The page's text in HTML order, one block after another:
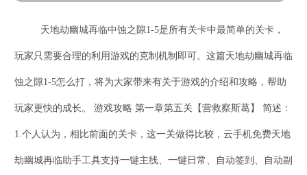
天地劫幽城再临中蚀之隙1-5是所有关卡中最简单的关卡，
玩家只需要合理的利用游戏的克制机制即可。这篇天地劫幽城再临
蚀之隙1-5怎么打，将为大家带来有关于游戏的介绍和攻略，帮助
玩家更快的成长。 游戏攻略 第一章第五关【营救察斯葛】 简述：
1.个人认为，相比前面的关卡，这一关做得比较，云手机免费天地
劫幽城再临助手工具支持一键主线、一键日常、自动签到、自动副